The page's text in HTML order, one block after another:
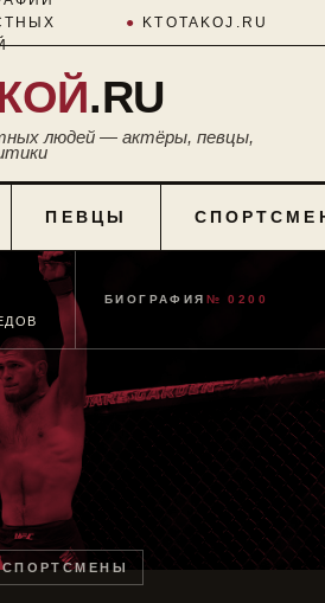
● KTOTAKOJ.RU
.RU
людей — актёры, певцы,
ПЕВЦЫ
БИОГРАФИЯ № 0200
СПОРТСМЕНЫ